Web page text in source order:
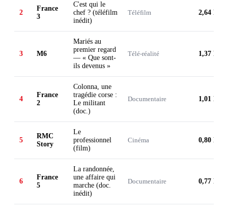
2
France
3
C'est qui le
chef ? (téléfilm
inédit)
Téléfilm 2,64 M
3 M6
Mariés au
premier regard
— « Que sont-
ils devenus »
Télé-réalité 1,37 M
4
France
2
Colonna, une
tragédie corse :
Le militant
(doc.)
Documentaire 1,01 M
5
RMC
Story
Le
professionnel
(film)
Cinéma 0,80 M
6
France
5
La randonnée,
une affaire qui
marche (doc.
inédit)
Documentaire 0,77 M